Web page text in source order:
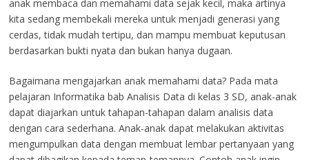
anak membaca dan memahami data sejak kecil, maka artinya
kita sedang membekali mereka untuk menjadi generasi yang
cerdas, tidak mudah tertipu, dan mampu membuat keputusan
berdasarkan bukti nyata dan bukan hanya dugaan.
Bagaimana mengajarkan anak memahami data? Pada mata
pelajaran Informatika bab Analisis Data di kelas 3 SD, anak-anak
dapat diajarkan untuk tahapan-tahapan dalam analisis data
dengan cara sederhana. Anak-anak dapat melakukan aktivitas
mengumpulkan data dengan membuat lembar pertanyaan yang